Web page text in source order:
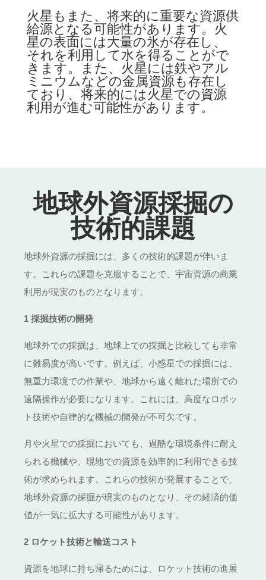
火星もまた、将来的に重要な資源供
給源となる可能性があります。火
星の表面には大量の氷が存在し、
それを利用して水を得ることがで
きます。また、火星には鉄やアル
ミニウムなどの金属資源も存在し
ており、将来的には火星での資源
利用が進む可能性があります。
地球外資源採掘の
技術的課題
地球外資源の採掘には、多くの技術的課題が伴いま
す。これらの課題を克服することで、宇宙資源の商業
利用が現実のものとなります。
1 採掘技術の開発
地球外での採掘は、地球上での採掘と比較しても非常
に難易度が高いです。例えば、小惑星での採掘には、
無重力環境での作業や、地球から遠く離れた場所での
遠隔操作が必要になります。これには、高度なロボッ
ト技術や自律的な機械の開発が不可欠です。
月や火星での採掘においても、過酷な環境条件に耐え
られる機械や、現地での資源を効率的に利用できる技
術が求められます。これらの技術が発展することで、
地球外資源の採掘が現実のものとなり、その経済的価
値が一気に拡大する可能性があります。
2 ロケット技術と輸送コスト
資源を地球に持ち帰るためには、ロケット技術の進展